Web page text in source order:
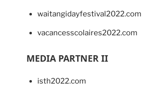
waitangidayfestival2022.com
vacancesscolaires2022.com
MEDIA PARTNER II
isth2022.com